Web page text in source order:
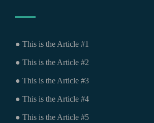
● This is the Article #1
● This is the Article #2
● This is the Article #3
● This is the Article #4
● This is the Article #5